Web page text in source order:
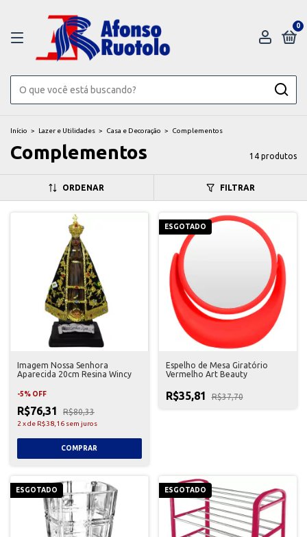
0
Início > Lazer e Utilidades > Casa e Decoração > Complementos
Complementos 14 produtos
ORDENAR FILTRAR
Imagem Nossa Senhora
Aparecida 20cm Resina Wincy
-5% OFF
R$76,31 R$80,33
2 xde R$38,16 sem juros
ESGOTADO
Espelho de Mesa Giratório
Vermelho Art Beauty
R$35,81 R$37,70
ESGOTADO ESGOTADO